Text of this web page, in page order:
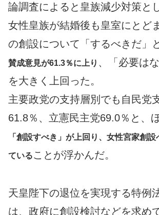
論調査によると皇族減少対策と
女性皇族が結婚後も皇室にとど
の創設について「するべきだ」
賛成意見が61.3％に上り 、「必要は
を大きく上回った。
主要政党の支持層別でも自民党
61.8％、立憲民主党69.0％と、
「創設すべき」が上回り、女性宮家創
ていることが浮かんだ。
天皇陛下の退位を実現する特例
は、政府に創設検討などを求め